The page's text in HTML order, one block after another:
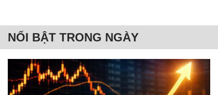
NỔI BẬT TRONG NGÀY